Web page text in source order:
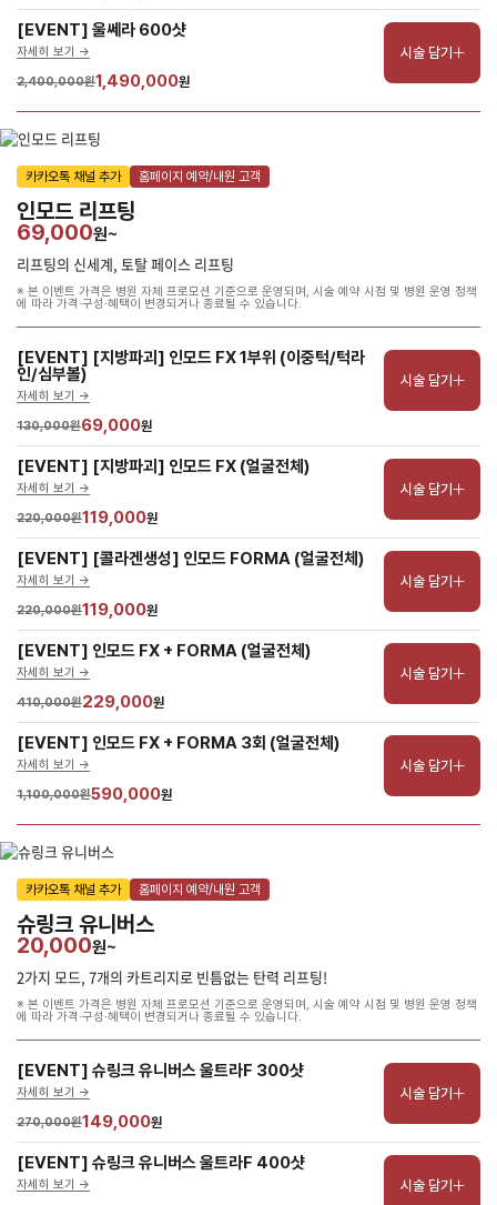
[EVENT] 울쎄라 600샷
자세히 보기 ->
2,400,000원1,490,000원
시술 담기
카카오톡 채널 추가 홈페이지 예약/내원 고객
인모드 리프팅
69,000원~
리프팅의 신세계, 토탈 페이스 리프팅
※ 본 이벤트 가격은 병원 자체 프로모션 기준으로 운영되며, 시술 예약 시점 및 병원 운영 정책
에 따라 가격·구성·혜택이 변경되거나 종료될 수 있습니다.
[EVENT] [지방파괴] 인모드 FX 1부위 (이중턱/턱라
인/심부볼)
자세히 보기 ->
130,000원69,000원
시술 담기
[EVENT] [지방파괴] 인모드 FX (얼굴전체)
자세히 보기 ->
220,000원119,000원
시술 담기
[EVENT] [콜라겐생성] 인모드 FORMA (얼굴전체)
자세히 보기 ->
220,000원119,000원
시술 담기
[EVENT] 인모드 FX + FORMA (얼굴전체)
자세히 보기 ->
410,000원229,000원
시술 담기
[EVENT] 인모드 FX + FORMA 3회 (얼굴전체)
자세히 보기 ->
1,100,000원590,000원
시술 담기
카카오톡 채널 추가 홈페이지 예약/내원 고객
슈링크 유니버스
20,000원~
2가지 모드, 7개의 카트리지로 빈틈없는 탄력 리프팅!
※ 본 이벤트 가격은 병원 자체 프로모션 기준으로 운영되며, 시술 예약 시점 및 병원 운영 정책
에 따라 가격·구성·혜택이 변경되거나 종료될 수 있습니다.
[EVENT] 슈링크 유니버스 울트라F 300샷
자세히 보기 ->
270,000원149,000원
시술 담기
[EVENT] 슈링크 유니버스 울트라F 400샷
자세히 보기 -> 시술 담기